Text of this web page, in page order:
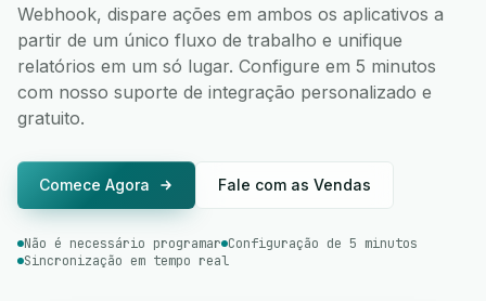
Webhook, dispare ações em ambos os aplicativos a
partir de um único fluxo de trabalho e unifique
relatórios em um só lugar. Configure em 5 minutos
com nosso suporte de integração personalizado e
gratuito.
Comece Agora Fale com as Vendas
Não é necessário programar Configuração de 5 minutos
Sincronização em tempo real